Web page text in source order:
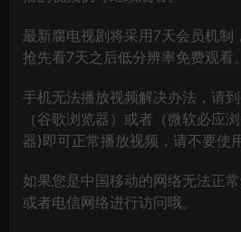
最新腐电视剧将采用7天会员机制
抢先看7天之后低分辨率免费观看。
手机无法播放视频解决办法，请
（谷歌浏览器）或者（微软必应
器)即可正常播放视频，请不要使
如果您是中国移动的网络无法正
或者电信网络进行访问哦。